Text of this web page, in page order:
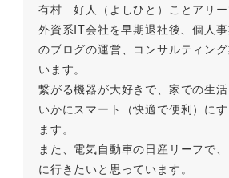
有村 好人（よしひと）ことアリー
外資系IT会社を早期退社後、個人
のブログの運営、コンサルティン
います。
繋がる機器が大好きで、家での生
いかにスマート（快適で便利）に
ます。
また、電気自動車の日産リーフで
に行きたいと思っています。